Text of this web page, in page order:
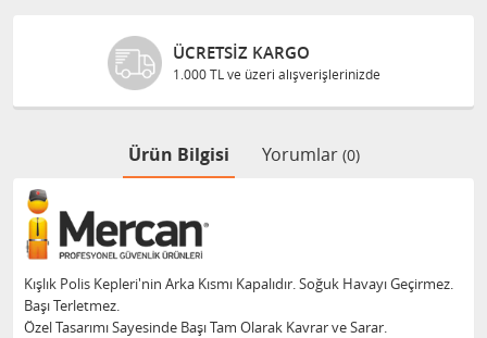
üzeri alışverişlerinizde
Ürün Bilgisi Yorumlar (0)
Kışlık Polis Kepleri'nin Arka Kısmı Kapalıdır. Soğuk Havayı Geçirmez.
Başı Terletmez.
Özel Tasarımı Sayesinde Başı Tam Olarak Kavrar ve Sarar.